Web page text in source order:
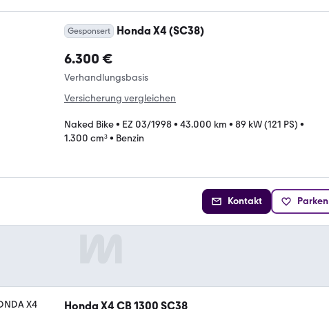
Gesponsert Honda X4 (SC38)
6.300 €
Verhandlungsbasis
Versicherung vergleichen
Naked Bike• EZ 03/1998• 43.000 km • 89 kW (121 PS) •
1.300 cm³• Benzin
Kontakt Parken
Honda X4 CB 1300 SC38